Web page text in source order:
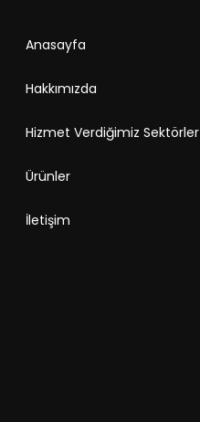
Anasayfa
Hakkımızda
Hizmet Verdiğimiz Sektörler
Ürünler
İletişim